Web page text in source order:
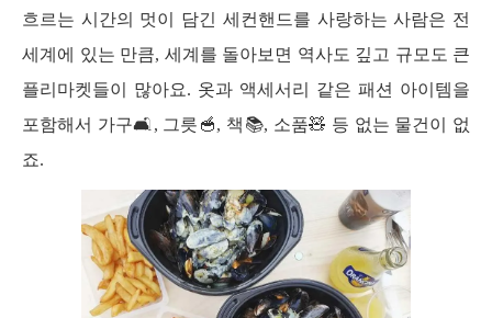
흐르는 시간의 멋이 담긴 세컨핸드를 사랑하는 사람은 전
세계에 있는 만큼, 세계를 돌아보면 역사도 깊고 규모도 큰
플리마켓들이 많아요. 옷과 액세서리 같은 패션 아이템을
포함해서 가구🛋️, 그릇🥣, 책📚, 소품🧸 등 없는 물건이 없
죠.